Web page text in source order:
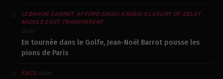
LEBANON CANNOT AFFORD SAUDI ARABIA’S LUXURY OF DELAY -
MIDDLE EAST TRANSPARENT
dans
En tournée dans le Golfe, Jean-Noël Barrot pousse les
pions de Paris
FACUdans